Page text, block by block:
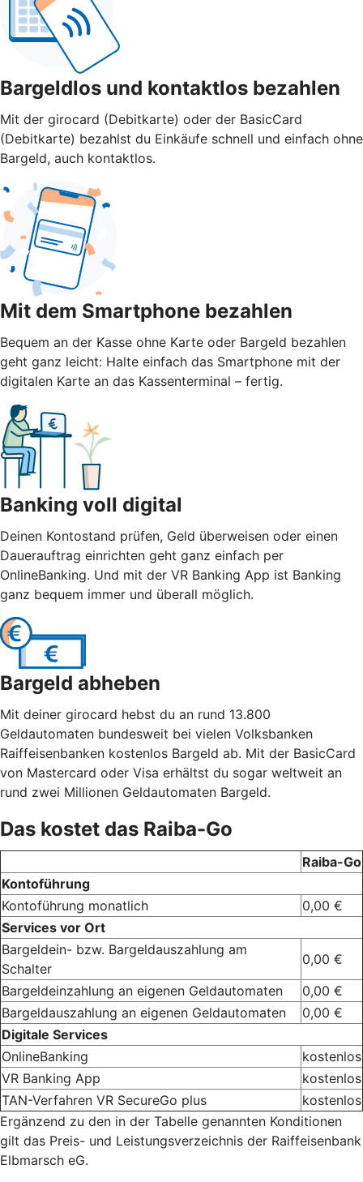
Bargeldlos und kontaktlos bezahlen
Mit der girocard (Debitkarte) oder der BasicCard
(Debitkarte) bezahlst du Einkäufe schnell und einfach ohne
Bargeld, auch kontaktlos.
Mit dem Smartphone bezahlen
Bequem an der Kasse ohne Karte oder Bargeld bezahlen
geht ganz leicht: Halte einfach das Smartphone mit der
digitalen Karte an das Kassenterminal – fertig.
Banking voll digital
Deinen Kontostand prüfen, Geld überweisen oder einen
Dauerauftrag einrichten geht ganz einfach per
OnlineBanking. Und mit der VR Banking App ist Banking
ganz bequem immer und überall möglich.
Bargeld abheben
Mit deiner girocard hebst du an rund 13.800
Geldautomaten bundesweit bei vielen Volksbanken
Raiffeisenbanken kostenlos Bargeld ab. Mit der BasicCard
von Mastercard oder Visa erhältst du sogar weltweit an
rund zwei Millionen Geldautomaten Bargeld.
Das kostet das Raiba-Go
Raiba-Go
Kontoführung
Kontoführung monatlich
0,00 €
Services vor Ort
Bargeldein- bzw. Bargeldauszahlung am
Schalter
0,00 €
Bargeldeinzahlung an eigenen Geldautomaten
0,00 €
Bargeldauszahlung an eigenen Geldautomaten
0,00 €
Digitale Services
OnlineBanking
kostenlos
VR Banking App
kostenlos
TAN-Verfahren VR SecureGo plus
kostenlos
Ergänzend zu den in der Tabelle genannten Konditionen
gilt das Preis- und Leistungsverzeichnis der Raiffeisenbank
Elbmarsch eG.